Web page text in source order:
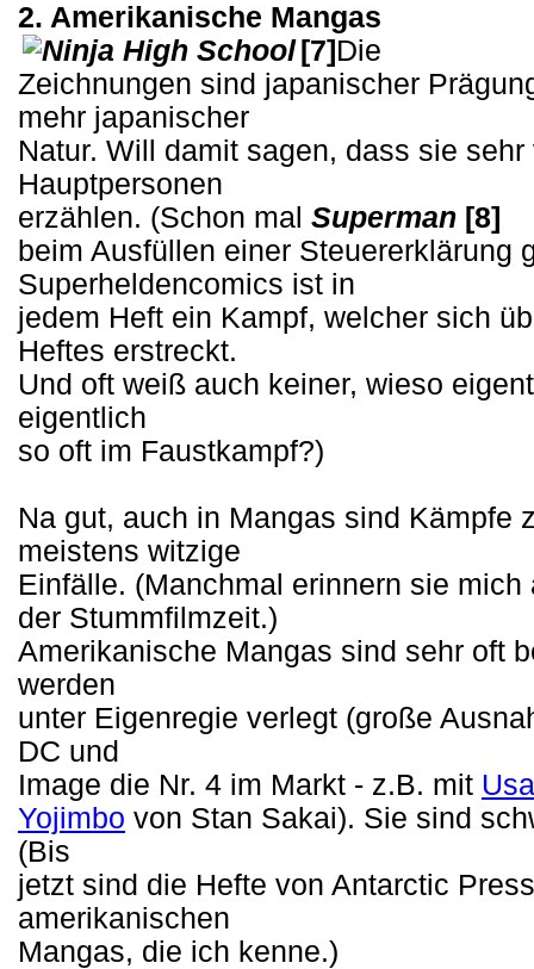
2. Amerikanische Mangas
[7] Die
Zeichnungen sind japanischer
mehr japanischer
Natur. Will damit sagen, dass sie
Hauptpersonen
erzählen. (Schon mal Superman [8]
beim Ausfüllen einer Steuererklärung
Superheldencomics ist in
jedem Heft ein Kampf, welcher sich
Heftes erstreckt.
Und oft weiß auch keiner, wieso
eigentlich
so oft im Faustkampf?)
Na gut, auch in Mangas sind Kämpfe
meistens witzige
Einfälle. (Manchmal erinnern sie
der Stummfilmzeit.)
Amerikanische Mangas sind sehr oft
werden
unter Eigenregie verlegt (große
DC und
Image die Nr. 4 im Markt - z.B. mit
Yojimbo von Stan Sakai). Sie sind
(Bis
jetzt sind die Hefte von Antarctic
amerikanischen
Mangas, die ich kenne.)